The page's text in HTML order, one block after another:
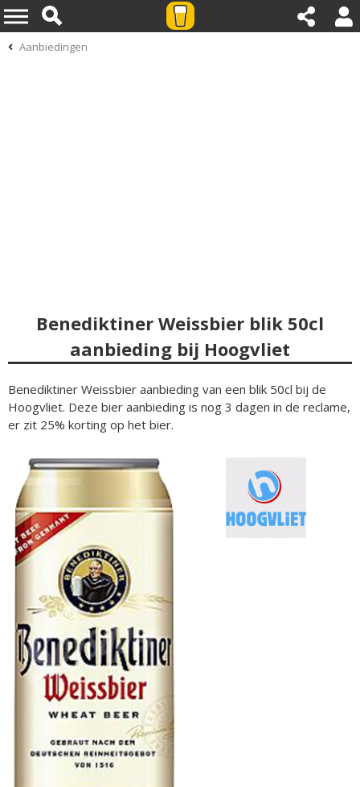
Aanbiedingen
Benediktiner Weissbier blik 50cl
aanbieding bij Hoogvliet
Benediktiner Weissbier aanbieding van een blik 50cl bij de
Hoogvliet. Deze bier aanbieding is nog 3 dagen in de reclame,
er zit 25% korting op het bier.